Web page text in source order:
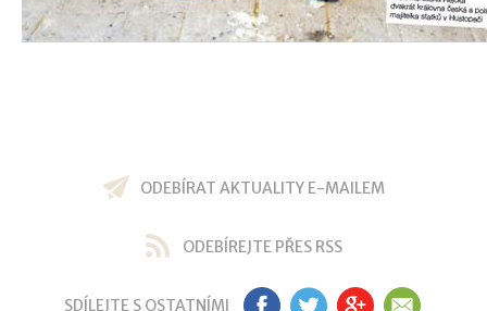
ODEBÍRAT AKTUALITY E-MAILEM
ODEBÍREJTE PŘES RSS
SDÍLEJTE S OSTATNÍMI FB TW GP EM